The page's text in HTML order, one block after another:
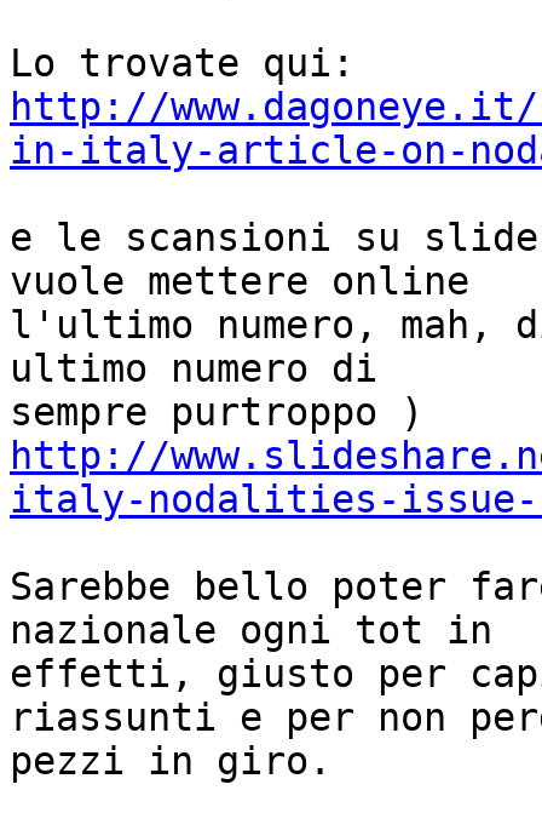
http://
in-italy-article-on-
e le scansioni su
vuole mettere online
l'ultimo numero, mah,
ultimo numero di
http://
italy-nodalities-issue-
Sarebbe bello poter
nazionale ogni tot in
effetti, giusto per
riassunti e per non
pezzi in giro.